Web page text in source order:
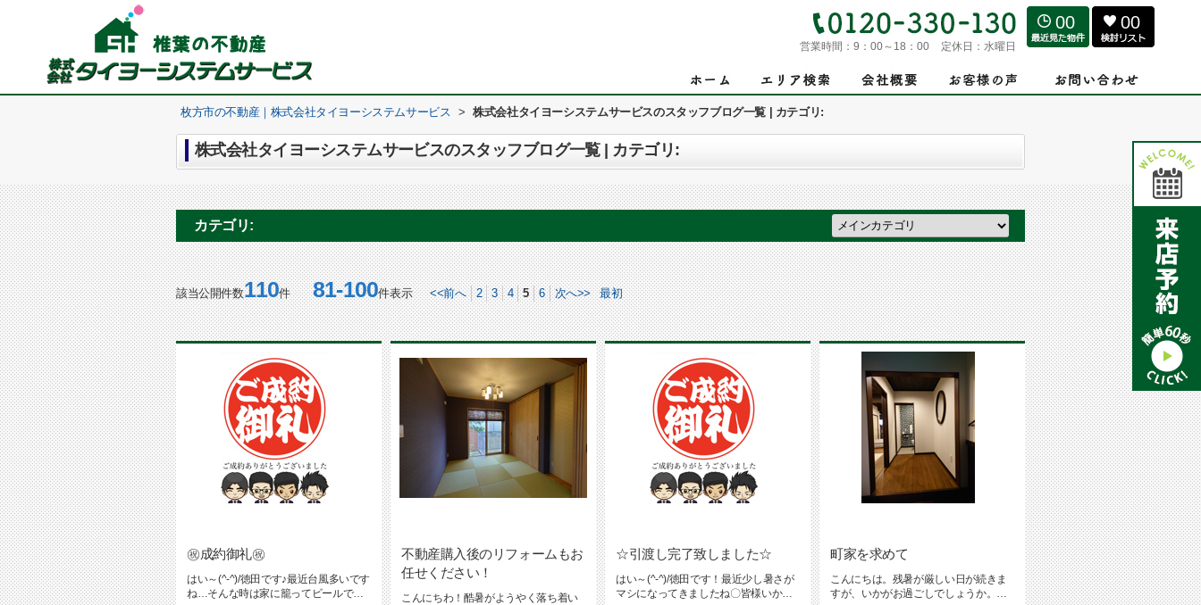
営業時間： 9：00～18：00 定休日： 水曜日
00 00
枚方市の不動産｜株式会社タイヨーシステムサービス > 株式会社タイヨーシステムサービスのスタッフブログ一覧 | カテゴリ:
株式会社タイヨーシステムサービスのスタッフブログ一覧 | カテゴリ:
カテゴリ:
該当公開件数110件81-100件表示 <<前へ 2 3 4 5 6 次へ>> 最初
㊗成約御礼㊗
はい～(^-^)/徳田です♪最近台風多いです
ね…そんな時は家に籠ってビールでも
不動産購入後のリフォームもお
任せください！
こんにちわ！酷暑がようやく落ち着い
☆引渡し完了致しました☆
はい～(^-^)/徳田です！最近少し暑さが
マシになってきましたね〇皆様いかが
町家を求めて
こんにちは。残暑が厳しい日が続きま
すが、いかがお過ごしでしょうか。盆